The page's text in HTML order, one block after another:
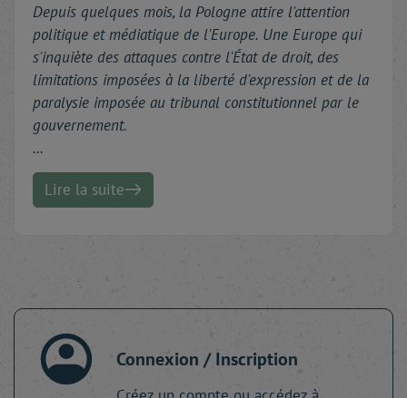
Depuis quelques mois, la Pologne attire l'attention
politique et médiatique de l'Europe. Une Europe qui
s'inquiète des attaques contre l'État de droit, des
limitations imposées à la liberté d'expression et de la
paralysie imposée au tribunal constitutionnel par le
gouvernement.
…
Lire la suite
Connexion / Inscription